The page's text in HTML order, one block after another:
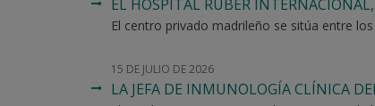
EL HOSPITAL RUBER
El centro privado madrileño se sitúa entre
15 DE JULIO DE 2026
LA JEFA DE INMUNOLOGÍA CLÍNICA